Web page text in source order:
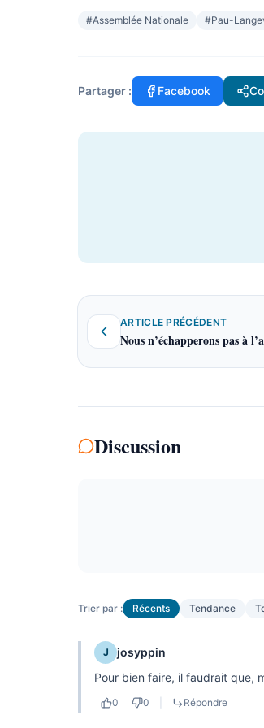
#Assemblée Nationale #Pau-
Partager : Facebook
ARTICLE PRÉCÉDENT
Nous n’échapperons pas à
Discussion
Trier par : Récents Tendance
J josyppin
Pour bien faire, il faudrait que,
0 0 Répondre